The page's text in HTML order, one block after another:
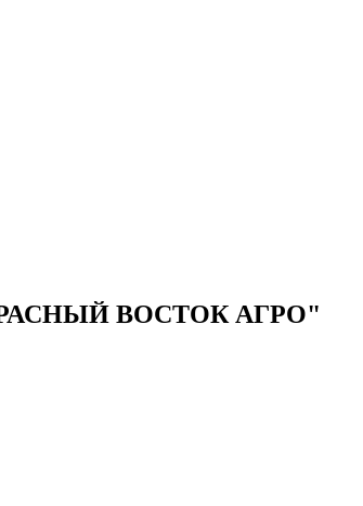
ВОСТОК АГРО"